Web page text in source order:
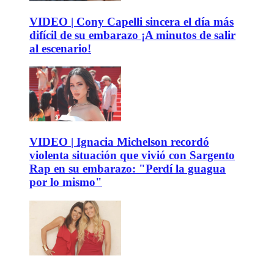
VIDEO | Cony Capelli sincera el día más
difícil de su embarazo ¡A minutos de salir
al escenario!
VIDEO | Ignacia Michelson recordó
violenta situación que vivió con Sargento
Rap en su embarazo: "Perdí la guagua
por lo mismo"